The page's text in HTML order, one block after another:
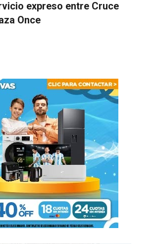
expreso entre Cruce
Once